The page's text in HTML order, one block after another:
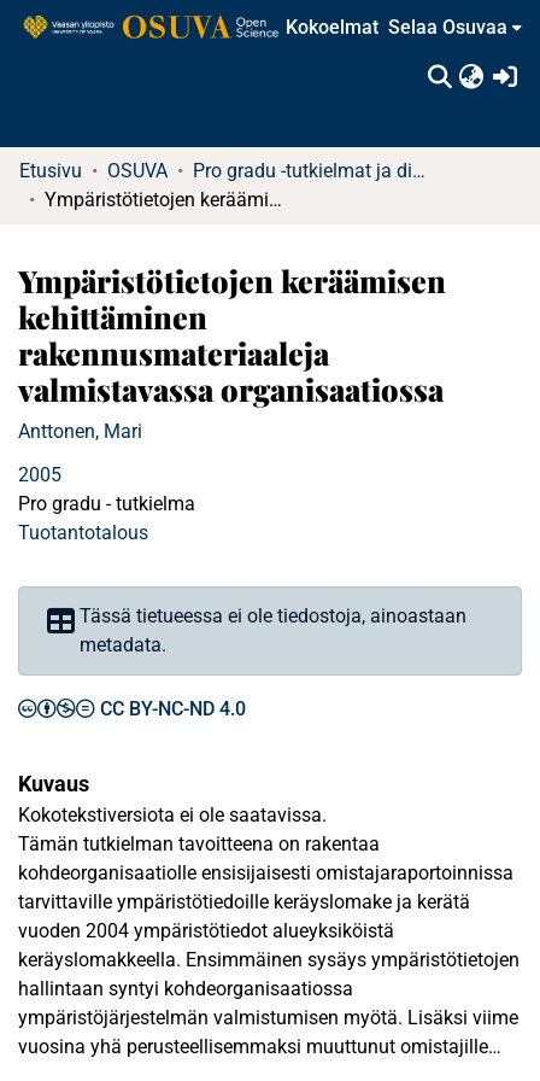
Kokoelmat Selaa Osuvaa
Etusivu OSUVA
Pro gradu -tutkielmat ja diplomityöt
Ympäristötietojen keräämisen kehittäminen rakennusmateriaaleja valmistavassa organisaatiossa
Ympäristötietojen keräämisen
kehittäminen
rakennusmateriaaleja
valmistavassa organisaatiossa
Anttonen, Mari
2005
Pro gradu - tutkielma
Tuotantotalous
Tässä tietueessa ei ole tiedostoja, ainoastaan
metadata.
CC BY-NC-ND 4.0
Kuvaus
Kokotekstiversiota ei ole saatavissa.
Tämän tutkielman tavoitteena on rakentaa
kohdeorganisaatiolle ensisijaisesti omistajaraportoinnissa
tarvittaville ympäristötiedoille keräyslomake ja kerätä
vuoden 2004 ympäristötiedot alueyksiköistä
keräyslomakkeella. Ensimmäinen sysäys ympäristötietojen
hallintaan syntyi kohdeorganisaatiossa
ympäristöjärjestelmän valmistumisen myötä. Lisäksi viime
vuosina yhä perusteellisemmaksi muuttunut omistajille